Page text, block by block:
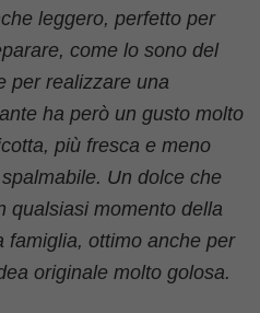
leggero, perfetto per
come lo sono del
per realizzare una
ha però un gusto molto
più fresca e meno
Un dolce che
qualsiasi momento della
famiglia, ottimo anche per
originale molto golosa.